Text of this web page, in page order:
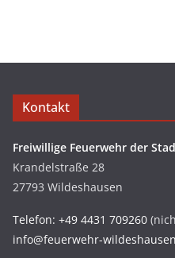
Kontakt
Freiwillige Feuerwehr der
Krandelstraße 28
27793 Wildeshausen
Telefon: +49 4431 709260
info@feuerwehr-